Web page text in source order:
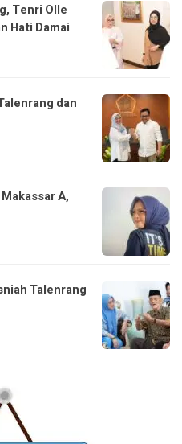
Tenri Olle
Hati Damai
dan
A,
Talenrang